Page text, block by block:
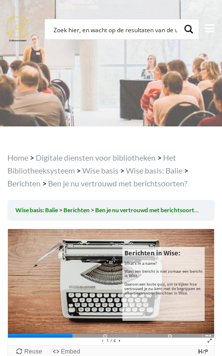
Archief
Home > Digitale diensten voor bibliotheken > Het
Bibliotheeksysteem > Wise basis > Wise basis: Balie >
Berichten > Ben je nu vertrouwd met berichtsoorten?
Wise basis: Balie Berichten Ben je nu vertrouwd met berichtsoorten?